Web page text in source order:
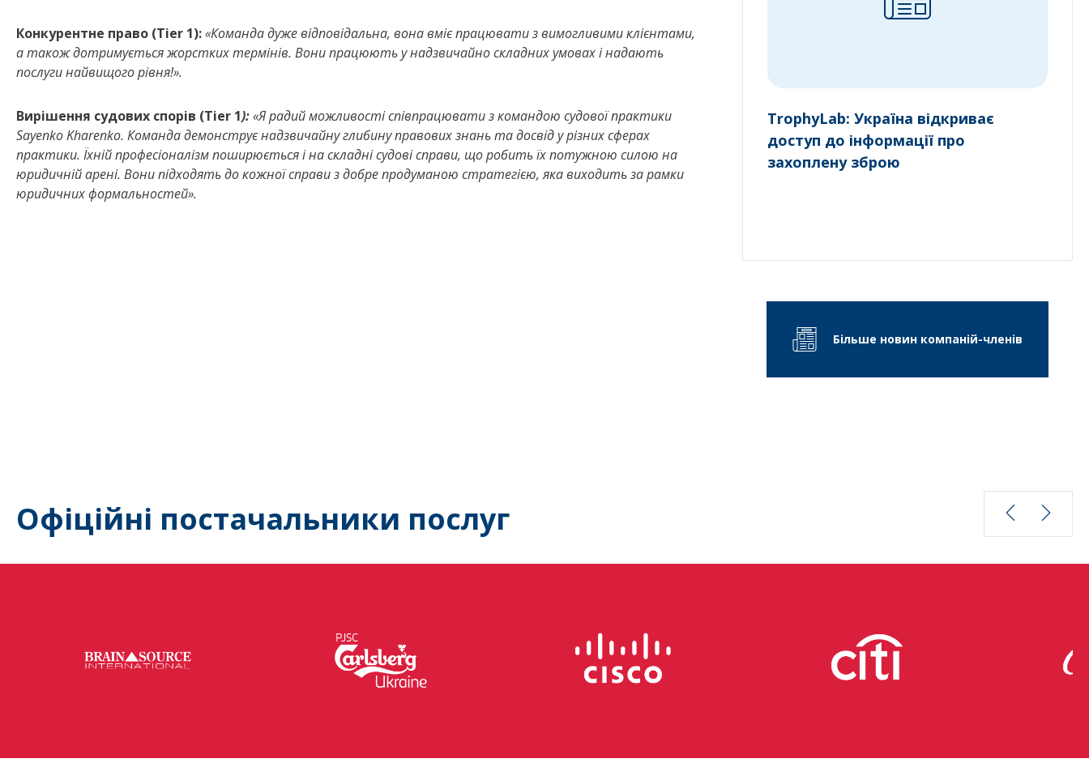
Конкурентне право (Tier 1):«Команда дуже відповідальна, вона вміє працювати з вимогливими клієнтами,
а також дотримується жорстких термінів. Вони працюють у надзвичайно складних умовах і надають
послуги найвищого рівня!».
Вирішення судових спорів (Tier 1):«Я радий можливості співпрацювати з командою судової практики
Sayenko Kharenko. Команда демонструє надзвичайну глибину правових знань та досвід у різних сферах
практики. Їхній професіоналізм поширюється і на складні судові справи, що робить їх потужною силою на
юридичній арені. Вони підходять до кожної справи з добре продуманою стратегією, яка виходить за рамки
юридичних формальностей».
TrophyLab: Україна відкриває
доступ до інформації про
захоплену зброю
Більше новин компаній-членів
Офіційні постачальники послуг